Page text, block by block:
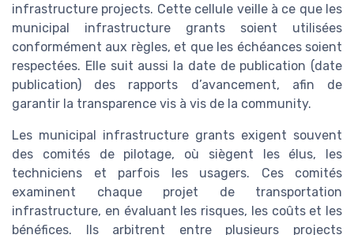
infrastructure projects. Cette cellule veille à ce que les
municipal infrastructure grants soient utilisées
conformément aux règles, et que les échéances soient
respectées. Elle suit aussi la date de publication (date
publication) des rapports d’avancement, afin de
garantir la transparence vis à vis de la community.
Les municipal infrastructure grants exigent souvent
des comités de pilotage, où siègent les élus, les
techniciens et parfois les usagers. Ces comités
examinent chaque projet de transportation
infrastructure, en évaluant les risques, les coûts et les
bénéfices. Ils arbitrent entre plusieurs projects